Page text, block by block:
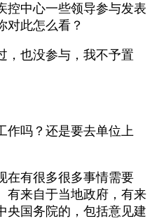
控中心一些领导参与发表
对此怎么看？
，也没参与，我不予置
作吗？还是要去单位上
在有很多很多事情需要
有来自于当地政府，有来
央国务院的，包括意见建